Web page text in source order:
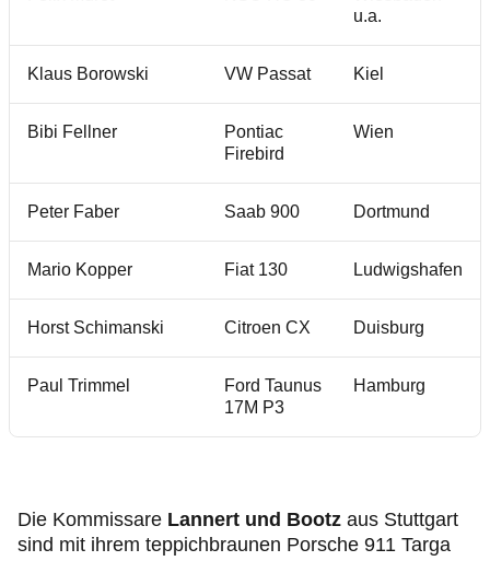
u.a.
Klaus Borowski VW Passat Kiel
Bibi Fellner
Pontiac
Firebird
Wien
Peter Faber Saab 900 Dortmund
Mario Kopper Fiat 130 Ludwigshafen
Horst Schimanski Citroen CX Duisburg
Paul Trimmel
Ford Taunus
17M P3
Hamburg
Die Kommissare Lannert und Bootz aus Stuttgart
sind mit ihrem teppichbraunen Porsche 911 Targa